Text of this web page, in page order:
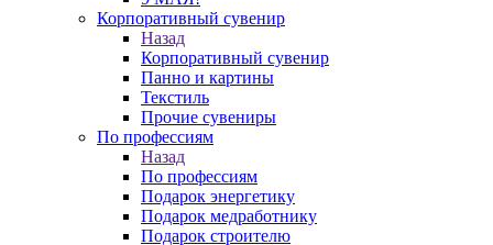
Корпоративный сувенир
Назад
Корпоративный сувенир
Панно и картины
Текстиль
Прочие сувениры
По профессиям
Назад
По профессиям
Подарок энергетику
Подарок медработнику
Подарок строителю